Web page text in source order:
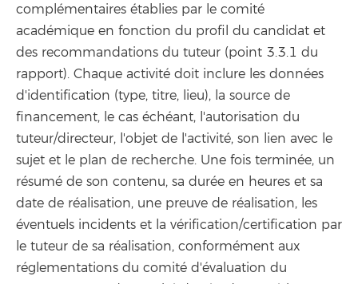
complémentaires établies par le comité
académique en fonction du profil du candidat et
des recommandations du tuteur (point 3.3.1 du
rapport). Chaque activité doit inclure les données
d'identification (type, titre, lieu), la source de
financement, le cas échéant, l'autorisation du
tuteur/directeur, l'objet de l'activité, son lien avec le
sujet et le plan de recherche. Une fois terminée, un
résumé de son contenu, sa durée en heures et sa
date de réalisation, une preuve de réalisation, les
éventuels incidents et la vérification/certification par
le tuteur de sa réalisation, conformément aux
réglementations du comité d'évaluation du